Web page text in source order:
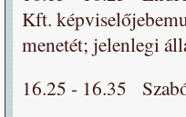
Kft.
menetét; jelenlegi
16.25 - 16.35